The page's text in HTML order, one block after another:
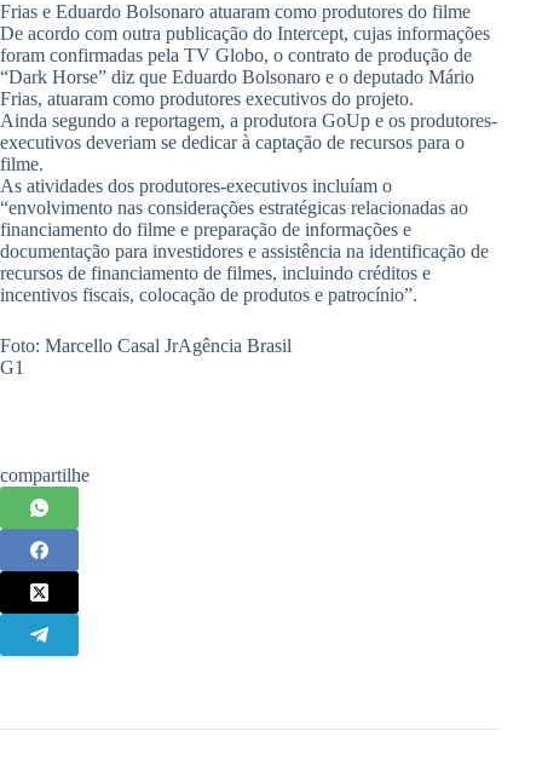
Frias e Eduardo Bolsonaro atuaram como produtores do filme
De acordo com outra publicação do Intercept, cujas informações
foram confirmadas pela TV Globo, o contrato de produção de
“Dark Horse” diz que Eduardo Bolsonaro e o deputado Mário
Frias, atuaram como produtores executivos do projeto.
Ainda segundo a reportagem, a produtora GoUp e os produtores-
executivos deveriam se dedicar à captação de recursos para o
filme.
As atividades dos produtores-executivos incluíam o
“envolvimento nas considerações estratégicas relacionadas ao
financiamento do filme e preparação de informações e
documentação para investidores e assistência na identificação de
recursos de financiamento de filmes, incluindo créditos e
incentivos fiscais, colocação de produtos e patrocínio”.
Foto: Marcello Casal JrAgência Brasil
G1
compartilhe